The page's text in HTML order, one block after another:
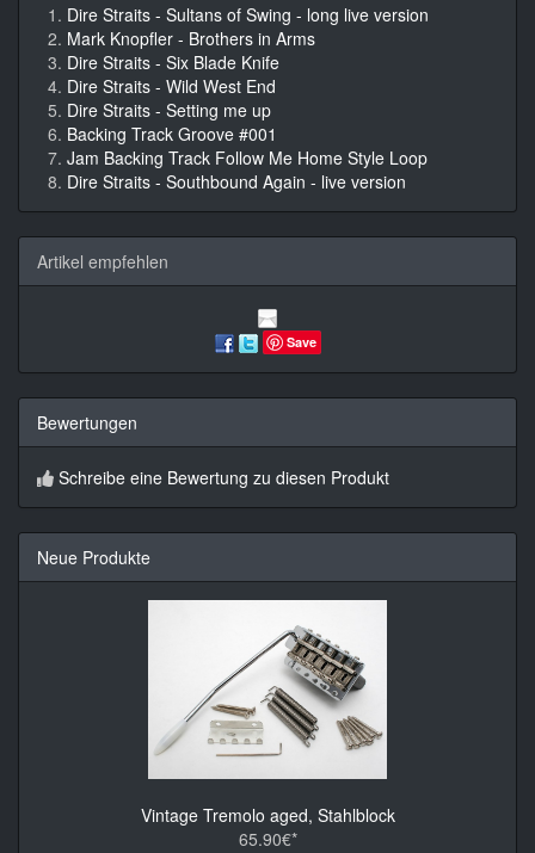
Dire Straits - Sultans of Swing - long live version
Mark Knopfler - Brothers in Arms
Dire Straits - Six Blade Knife
Dire Straits - Wild West End
Dire Straits - Setting me up
Backing Track Groove #001
Jam Backing Track Follow Me Home Style Loop
Dire Straits - Southbound Again - live version
Artikel empfehlen
Save
Bewertungen
Schreibe eine Bewertung zu diesen Produkt
Neue Produkte
Vintage Tremolo aged, Stahlblock
65.90€*